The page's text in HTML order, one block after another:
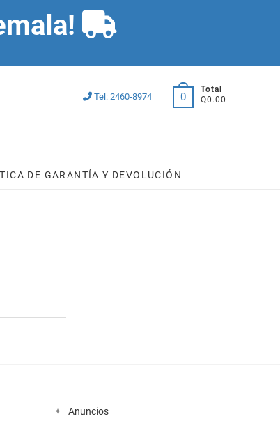
Tel: 2460-8974 0
Total
Q0.00
DE GARANTÍA Y DEVOLUCIÓN
Anuncios